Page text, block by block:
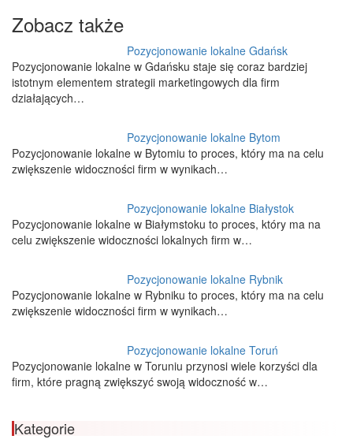
Zobacz także
Pozycjonowanie lokalne Gdańsk
Pozycjonowanie lokalne w Gdańsku staje się coraz bardziej
istotnym elementem strategii marketingowych dla firm
działających…
Pozycjonowanie lokalne Bytom
Pozycjonowanie lokalne w Bytomiu to proces, który ma na celu
zwiększenie widoczności firm w wynikach…
Pozycjonowanie lokalne Białystok
Pozycjonowanie lokalne w Białymstoku to proces, który ma na
celu zwiększenie widoczności lokalnych firm w…
Pozycjonowanie lokalne Rybnik
Pozycjonowanie lokalne w Rybniku to proces, który ma na celu
zwiększenie widoczności firm w wynikach…
Pozycjonowanie lokalne Toruń
Pozycjonowanie lokalne w Toruniu przynosi wiele korzyści dla
firm, które pragną zwiększyć swoją widoczność w…
Kategorie